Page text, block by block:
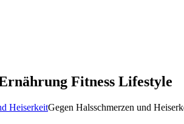
Fitness Lifestyle
Gegen Halsschmerzen und